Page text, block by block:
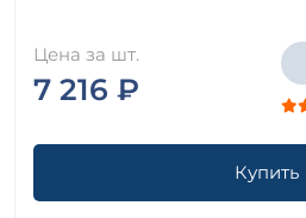
Цена за шт.
7 216 ₽
Купить